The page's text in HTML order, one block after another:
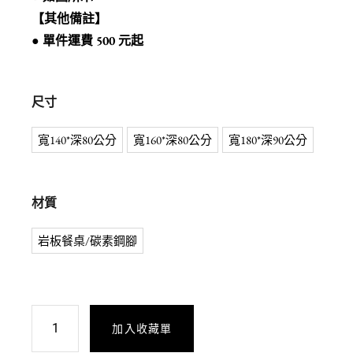
【其他備註】
● 單件運費 500 元起
尺寸
寬140*深80公分 寬160*深80公分 寬180*深90公分
材質
岩板餐桌/碳素鋼腳
加入收藏單